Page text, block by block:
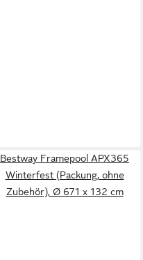
Bestway Framepool APX365
Winterfest (Packung, ohne
Zubehör), Ø 671 x 132 cm